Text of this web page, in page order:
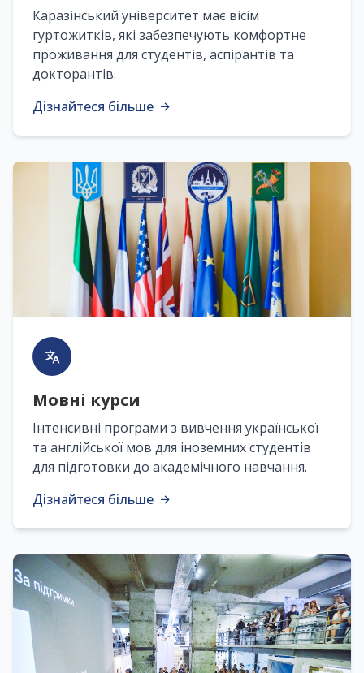
Каразінський університет має вісім
гуртожитків, які забезпечують комфортне
проживання для студентів, аспірантів та
докторантів.
Дізнайтеся більше
Мовні курси
Інтенсивні програми з вивчення української
та англійської мов для іноземних студентів
для підготовки до академічного навчання.
Дізнайтеся більше